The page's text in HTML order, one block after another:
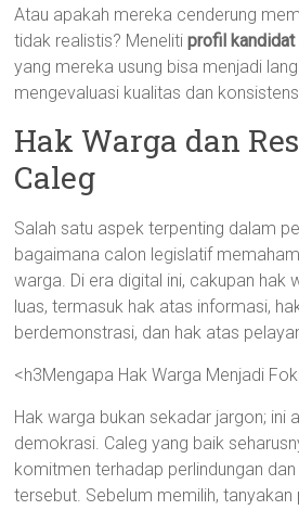
Atau apakah mereka cenderung
tidak realistis? Menelitiprofil
yang mereka usung bisa menjadi
mengevaluasi kualitas dan
Hak Warga dan
Caleg
Salah satu aspek terpenting dalam
bagaimana calon legislatif
warga. Di era digital ini, cakupan hak
luas, termasuk hak atas informasi,
berdemonstrasi, dan hak atas
<h3Mengapa Hak Warga Menjadi
Hak warga bukan sekadar jargon; ini
demokrasi. Caleg yang baik
komitmen terhadap perlindungan
tersebut. Sebelum memilih, tanyakan